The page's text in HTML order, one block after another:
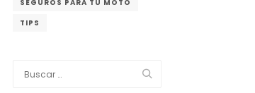
SEGUROS PARA TU MOTO
TIPS